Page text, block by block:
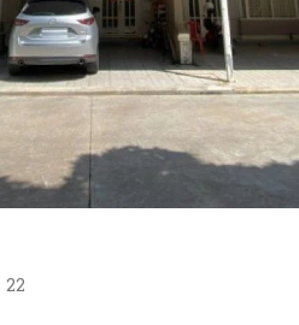
22